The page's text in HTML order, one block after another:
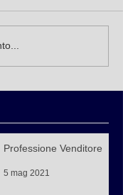
Professione Venditore
5 mag 2021